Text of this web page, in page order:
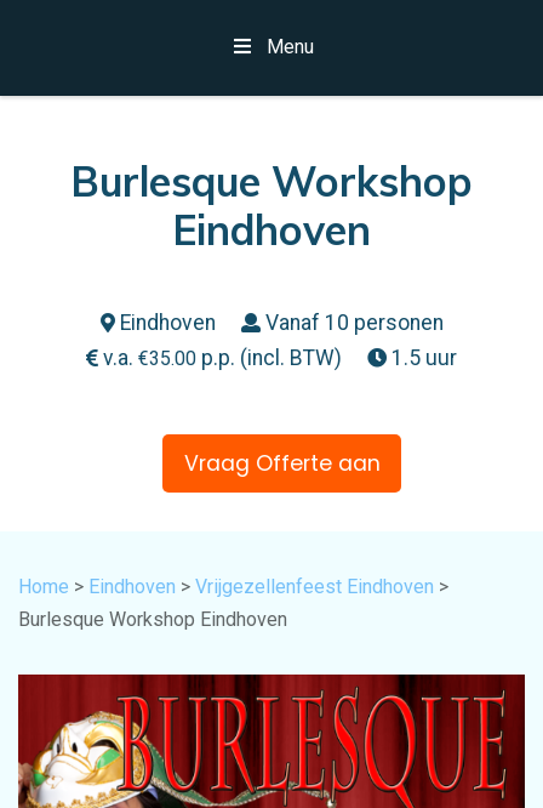
Menu
Burlesque Workshop
Eindhoven
Eindhoven
Vanaf 10 personen
v.a.€35.00 p.p. (incl. BTW) 1.5 uur
Vraag Offerte aan
Home > Eindhoven > Vrijgezellenfeest Eindhoven >
Burlesque Workshop Eindhoven